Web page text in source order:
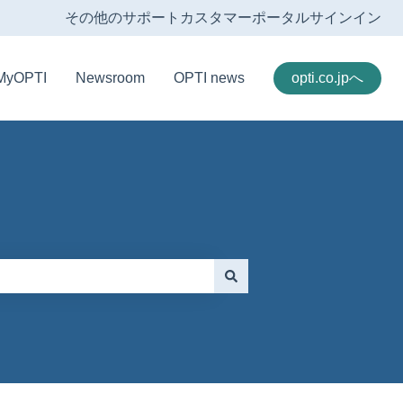
その他のサポート カスタマーポータルサインイン
Newsroom OPTI news opti.co.jpへ